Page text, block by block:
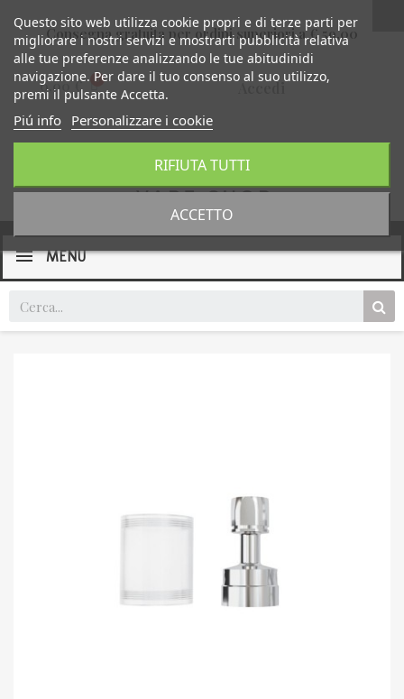
Consegna gratuita per ordini superiori a € 59,00
0,00 €
MENU
Questo sito web utilizza cookie propri e di terze parti per
migliorare i nostri servizi e mostrarti pubblicità relativa
alle tue preferenze analizzando le tue abitudinidi
navigazione. Per dare il tuo consenso al suo utilizzo,
premi il pulsante Accetta.
Piú info Personalizzare i cookie
RIFIUTA TUTTI
ACCETTO